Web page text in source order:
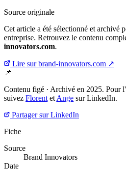
Source originale
Cet article a été sélectionné et archivé
entreprise. Retrouvez le contenu
innovators.com.
Lire sur brand-innovators.com ↗
📌
Contenu figé · Archivé en 2025. Pour
suivez Florent et Ange sur LinkedIn.
Partager sur LinkedIn
Fiche
Source
Brand Innovators
Date